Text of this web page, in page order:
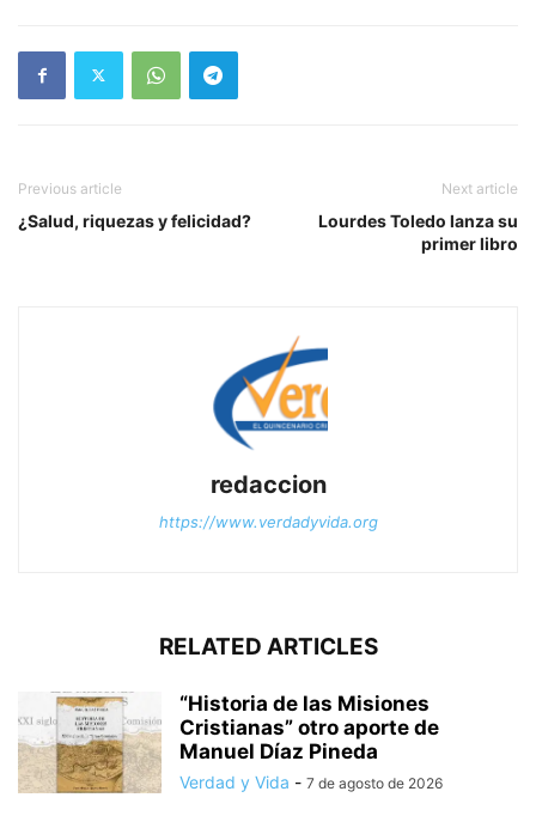
Previous article
¿Salud, riquezas y felicidad?
Next article
Lourdes Toledo lanza su
primer libro
redaccion
https://www.verdadyvida.org
RELATED ARTICLES
“Historia de las Misiones
Cristianas” otro aporte de
Manuel Díaz Pineda
Verdad y Vida - 7 de agosto de 2026